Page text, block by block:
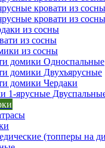
кровати из
кровати из
из сосны
из сосны
из сосны
домики Односпальные
домики Двухъярусные
домики Чердаки
1-ярусные
(топперы на